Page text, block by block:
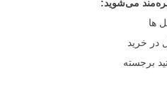
می‌شوید:
ها
در خرید
برجسته